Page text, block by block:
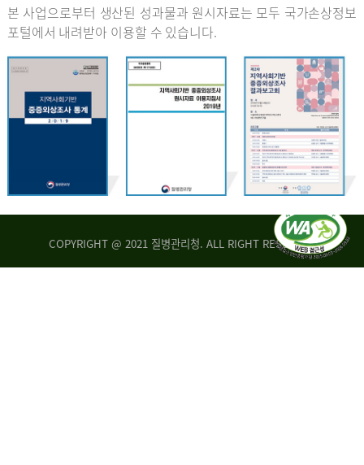
본 사업으로부터 생산된 성과물과 원시자료는 모두 국가손상정보
포털에서 내려받아 이용할 수 있습니다.
COPYRIGHT @ 2021 질병관리청. ALL RIGHT RESERVED